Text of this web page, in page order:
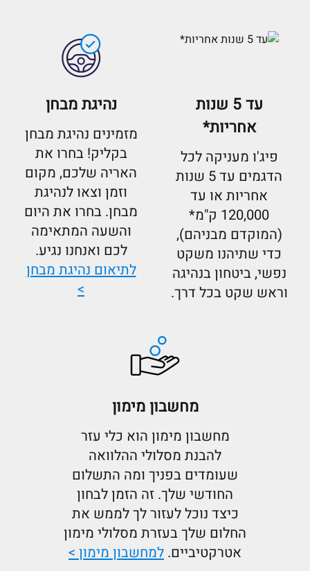
עד 5 שנות
אחריות*
פיג'ו מעניקה לכל
הדגמים עד 5 שנות
אחריות או עד
120,000 ק"מ*
(המוקדם מבניהם),
כדי שתיהנו משקט
נפשי, ביטחון בנהיגה
וראש שקט בכל דרך.
נהיגת מבחן
מזמינים נהיגת מבחן
בקליק! בחרו את
האריה שלכם, מקום
וזמן וצאו לנהיגת
מבחן. בחרו את היום
והשעה המתאימה
לכם ואנחנו נגיע.
לתיאום נהיגת מבחן
>
מחשבון מימון
מחשבון מימון הוא כלי עזר
להבנת מסלולי ההלוואה
שעומדים בפניך ומה התשלום
החודשי שלך. זה הזמן לבחון
כיצד נוכל לעזור לך לממש את
החלום שלך בעזרת מסלולי מימון
אטרקטיביים. למחשבון מימון >